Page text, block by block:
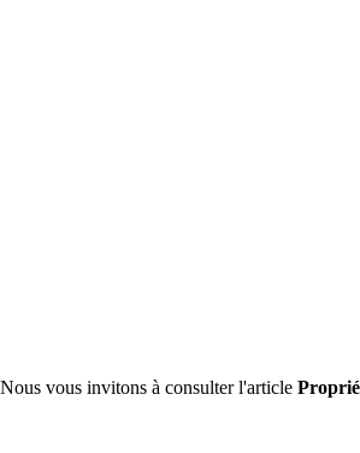
vous invitons à consulter l'article